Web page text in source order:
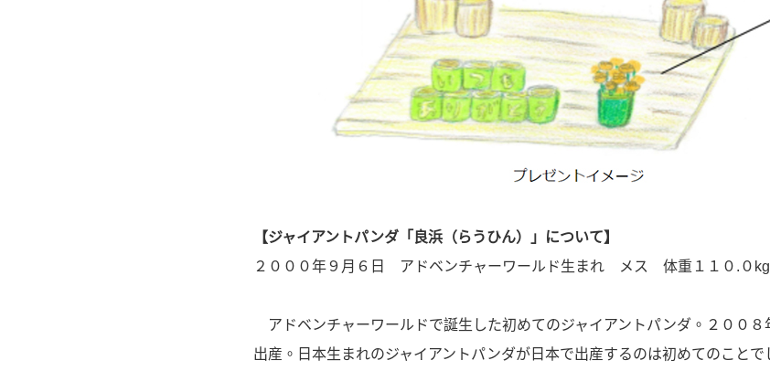
【ジャイアントパンダ「良浜（らうひん）」について】
２０００年９月６日 アドベンチャーワールド生まれ メス 体重１１０.０kg
アドベンチャーワールドで誕生した初めてのジャイアントパンダ。２００８
出産。日本生まれのジャイアントパンダが日本で出産するのは初めてのことで